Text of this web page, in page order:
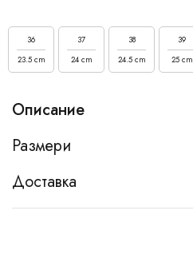
36
23.5 cm
37
24 cm
38
24.5 cm
39
25 cm
Описание
Размери
Доставка